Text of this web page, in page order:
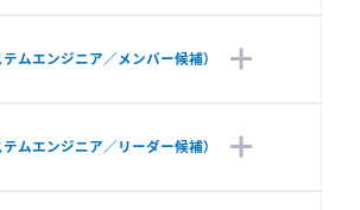
テムエンジニア／メンバー候補）
テムエンジニア／リーダー候補）